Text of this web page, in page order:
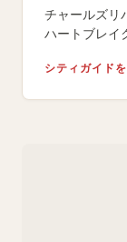
チャールズリ
ハートブレイ
アメリカのラ
シティガイド